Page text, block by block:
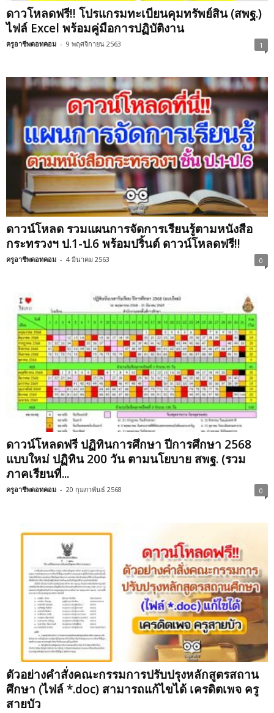
ดาวโหลดฟรี!! โปรแกรมทะเบียนคุมทรัพย์สิน (สพฐ.)
ไฟล์ Excel พร้อมคู่มือการปฏิบัติงาน
ครูอาชีพดอทคอม - 9 พฤศจิกายน 2563 1
ดาวน์โหลด รวมแผนการจัดการเรียนรู้ตามหนังสือ
กระทรวงฯ ป.1-ป.6 พร้อมปริ้นต์ ดาวน์โหลดฟรี!!
ครูอาชีพดอทคอม - 4 มีนาคม 2563 0
ดาวน์โหลดฟรี ปฏิทินการศึกษา ปีการศึกษา 2568
แบบใหม่ ปฏิทิน 200 วัน ตามนโยบาย สพฐ. (รวม
ภาคเรียนที่...
ครูอาชีพดอทคอม - 20 กุมภาพันธ์ 2568 0
ตัวอย่างคำสั่งคณะกรรมการปรับปรุงหลักสูตรสถาน
ศึกษา (ไฟล์ *.doc) สามารถแก้ไขได้ เครดิตเพจ ครู
สายบัว